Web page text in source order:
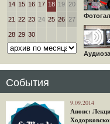
14 15 16 17 18 19 20
21 22 23 24 25 26 27
28 29 30
События
9.09.2014
Анонс: